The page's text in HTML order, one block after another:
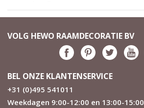
VOLG HEWO RAAMDECORATIE BV
BEL ONZE KLANTENSERVICE
+31 (0)495 541011
Weekdagen 9:00-12:00 en 13:00-15:00